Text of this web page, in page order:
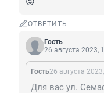
ОТВЕТИТЬ
Гость
26 августа 2023,
Гость26 августа